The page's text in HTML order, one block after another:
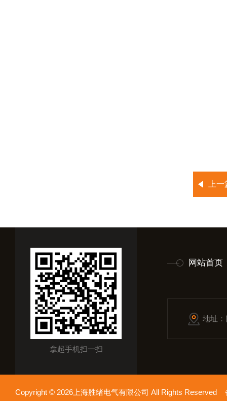
上
拿起手机扫一扫
网站首页
地址
Copyright © 2026上海胜绪电气有限公司 All Rights Reserved